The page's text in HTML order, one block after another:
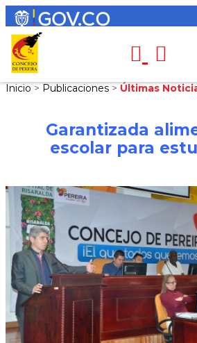
Inicio > Publicaciones > Últimas
Garantizada
escolar para